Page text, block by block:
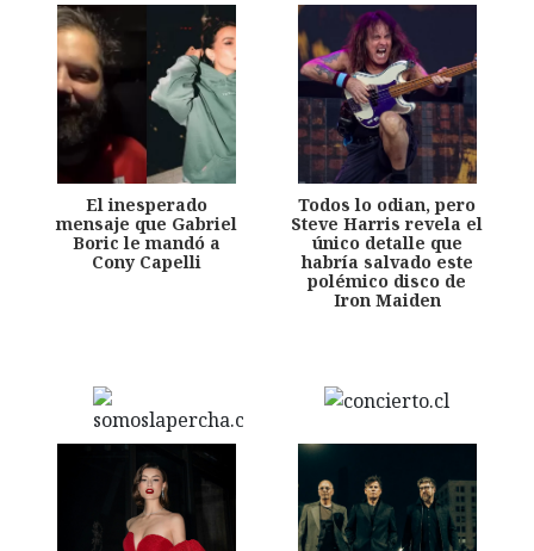
El inesperado
mensaje que Gabriel
Boric le mandó a
Cony Capelli
Todos lo odian, pero
Steve Harris revela el
único detalle que
habría salvado este
polémico disco de
Iron Maiden